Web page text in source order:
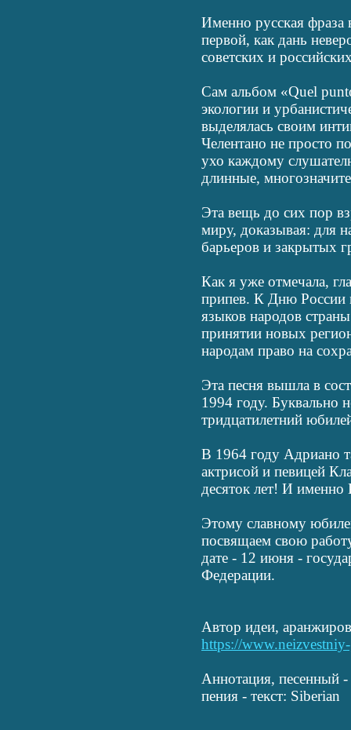
Именно русская фраза
первой, как дань
советских и
Сам альбом «Quel
экологии и
выделялась своим
Челентано не просто
ухо каждому
длинные,
Эта вещь до сих пор
миру, доказывая: для
барьеров и закрытых
Как я уже отмечала,
припев. К Дню России
языков народов
принятии новых
народам право на
Эта песня вышла в
1994 году. Буквально
тридцатилетний
В 1964 году Адриано
актрисой и певицей
десяток лет! И именно
Этому славному
посвящаем свою
дате - 12 июня -
Федерации.
Автор идеи,
https://
Аннотация, песенный
пения - текст: Siberian